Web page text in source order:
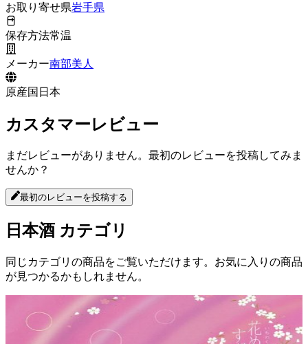
お取り寄せ県岩手県
保存方法常温
メーカー南部美人
原産国 日本
カスタマーレビュー
まだレビューがありません。最初のレビューを投稿してみま
せんか？
最初のレビューを投稿する
日本酒 カテゴリ
同じカテゴリの商品をご覧いただけます。お気に入りの商品
が見つかるかもしれません。